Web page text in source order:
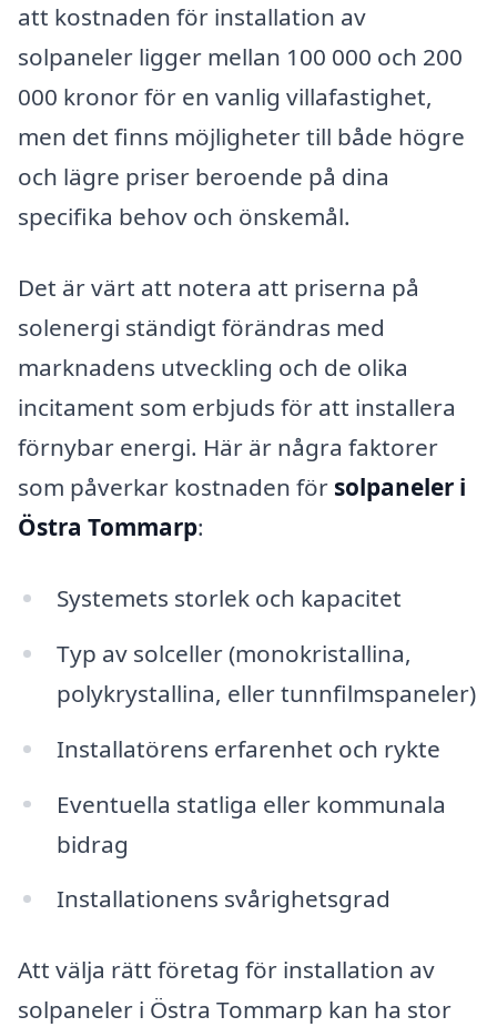
att kostnaden för installation av
solpaneler ligger mellan 100 000 och 200
000 kronor för en vanlig villafastighet,
men det finns möjligheter till både högre
och lägre priser beroende på dina
specifika behov och önskemål.
Det är värt att notera att priserna på
solenergi ständigt förändras med
marknadens utveckling och de olika
incitament som erbjuds för att installera
förnybar energi. Här är några faktorer
som påverkar kostnaden för solpaneler i
Östra Tommarp:
Systemets storlek och kapacitet
Typ av solceller (monokristallina,
polykrystallina, eller tunnfilmspaneler)
Installatörens erfarenhet och rykte
Eventuella statliga eller kommunala
bidrag
Installationens svårighetsgrad
Att välja rätt företag för installation av
solpaneler i Östra Tommarp kan ha stor